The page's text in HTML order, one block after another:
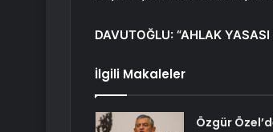
DAVUTOĞLU: “AHLAK
İlgili Makaleler
Özgür